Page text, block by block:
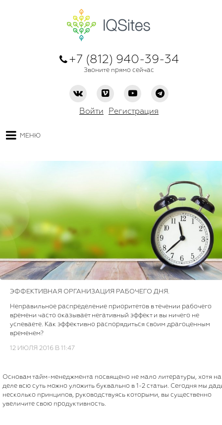
+7 (812) 940-39-34
Звоните прямо сейчас
Войти Регистрация
МЕНЮ
ЭФФЕКТИВНАЯ ОРГАНИЗАЦИЯ РАБОЧЕГО ДНЯ.
Неправильное распределение приоритетов в течении рабочего
времени часто оказывает негативный эффект и вы ничего не
успеваете. Как эффективно распорядиться своим драгоценным
временем?
12 ИЮЛЯ 2016 В 11:47
Основам тайм-менеджмента посвящено не мало литературы, хотя на
деле всю суть можно уложить буквально в 1-2 статьи. Сегодня мы
несколько принципов, руководствуясь которыми, вы существенно
увеличите свою продуктивность.